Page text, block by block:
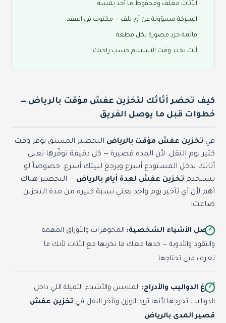
الأثاث مغلف ومحفوظ ما أحد يمسه
الشركة مسؤولة عن أي تلف — مكتوب في العقد
قائمة جرد مصورة لكل قطعة
أنت تحدد وقت الاستلام حسب راحتك
كيف تحضر أثاثك لتخزين عفش مؤقت بالرياض —
خطوات قبل ما يوصل الفريق
في تخزين عفش مؤقت بالرياض التحضير المسبق يوفر وقت
كثير يوم النقل. لأن المدة قصيرة — كل دقيقة توفّرها تعني
أثاثك يدخل المستودع أسرع ويرجع لبيتك أسرع. خصوصاً لو
تستخدم تخزين عفش لعدة أيام بالرياض — التحضير هناك
أهم لأن أي تأخير يوم واحد يعني نسبة كبيرة من مدة التخزين
ضاعت:
افصل الأشياء الشخصية: المجوهرات والأوراق المهمة
والنقود والأدوية — خذها معك ما تخزنها مع الأثاث لأنك ما
تعرف متى تحتاجها
أفرغ الدواليب والأدراج: الملابس والأشياء الثقيلة اللي داخل
الدواليب تخرجها لأنها تزيد الوزن وتأخر النقل في تخزين عفش
قصير المدى بالرياض